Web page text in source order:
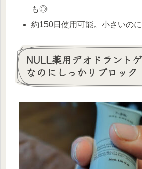
も◎
約150日使用可能。小さいの
NULL薬用デオドラント
なのにしっかりブロック